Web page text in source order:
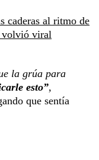
caderas al ritmo de
volvió viral
la grúa para
esto”,
que sentía